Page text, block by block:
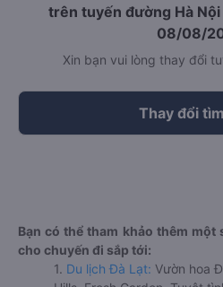
trên tuyến đường Hà
08/08/
Xin bạn vui lòng thay đổi
Thay đổi
Bạn có thể tham khảo thêm một
cho chuyến đi sắp tới:
1. Du lịch Đà Lạt: Vườn hoa